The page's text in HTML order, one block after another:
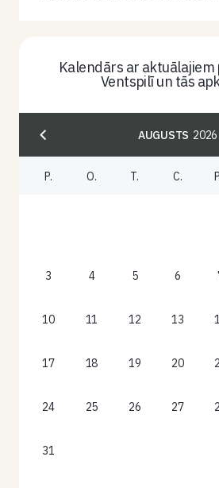
Kalendārs ar aktuālajiem
Ventspilī un tās
AUGUSTS 2026
P. O. T. C.
3 4 5 6
10 11 12 13
17 18 19 20
24 25 26 27
31